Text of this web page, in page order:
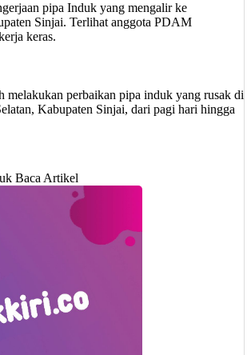
pipa Induk yang mengalir ke
Sinjai. Terlihat anggota PDAM
keras.
melakukan perbaikan pipa induk yang rusak di
Kabupaten Sinjai, dari pagi hari hingga
Baca Artikel